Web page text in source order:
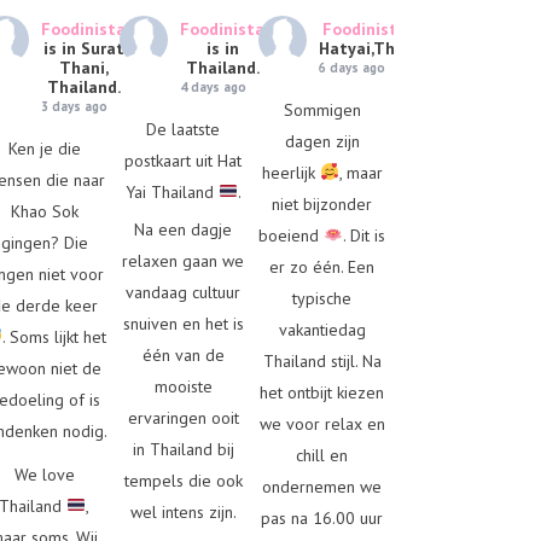
Foodinista
is in Surat
Thani,
Thailand.
3 days ago
Ken je die
die naar
Khao Sok
gingen? Die
niet voor
derde keer
. Soms lijkt het
niet de
of is
nodig.
We love
Thailand
,
Foodinista
is in
Thailand.
4 days ago
De laatste
postkaart uit Hat
Yai Thailand
.
Na een dagje
relaxen gaan we
vandaag cultuur
snuiven en het is
één van de
mooiste
ervaringen ooit
in Thailand bij
tempels die ook
wel intens zijn.
Foodinista
Hatyai,Thailand.
6 days ago
Sommigen
dagen zijn
heerlijk
, maar
niet bijzonder
boeiend
. Dit is
er zo één. Een
typische
vakantiedag
Thailand stijl. Na
het ontbijt kiezen
we voor relax en
chill en
ondernemen we
pas na 16.00 uur